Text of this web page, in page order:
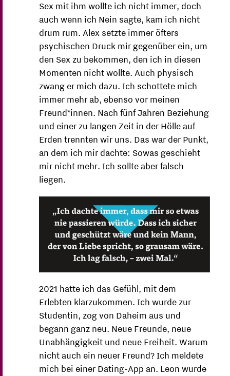
Sex mit ihm wollte ich nicht immer, doch
auch wenn ich Nein sagte, kam ich nicht
drum rum. Alex setzte immer öfters
psychischen Druck mir gegenüber ein, um
den Sex zu bekommen, den ich in diesen
Momenten nicht wollte. Auch physisch
zwang er mich dazu. Ich schottete mich
immer mehr ab, ebenso vor meinen
Freund*innen. Nach fünf Jahren Beziehung
und einer zu langen Zeit in der Hölle auf
Erden trennten wir uns. Das war der Punkt,
an dem ich mir dachte: Sowas geschieht
mir nicht mehr. Ich sollte aber falsch
liegen.
2021 hatte ich das Gefühl, mit dem
Erlebten klarzukommen. Ich wurde zur
Studentin, zog von Daheim aus und
begann ganz neu. Neue Freunde, neue
Unabhängigkeit und neue Freiheit. Warum
nicht auch ein neuer Freund? Ich meldete
mich bei einer Dating-App an. Leon wurde